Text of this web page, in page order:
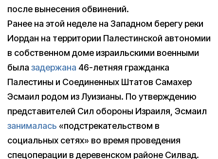
после вынесения обвинений.
Ранее на этой неделе на Западном берегу реки
Иордан на территории Палестинской автономии
в собственном доме израильскими военными
была задержана 46-летняя гражданка
Палестины и Соединенных Штатов Самахер
Эсмаил родом из Луизианы. По утверждению
представителей Сил обороны Израиля, Эсмаил
занималась «подстрекательством в
социальных сетях» во время проведения
спецоперации в деревенском районе Силвад.